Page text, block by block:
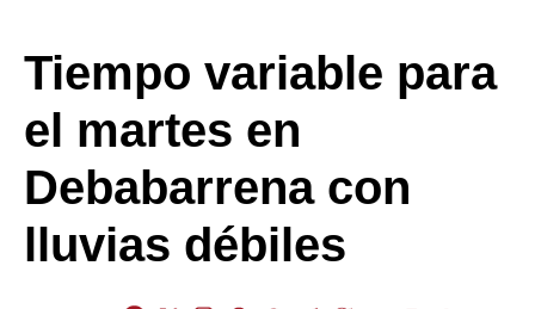
Tiempo variable para
el martes en
Debabarrena con
lluvias débiles